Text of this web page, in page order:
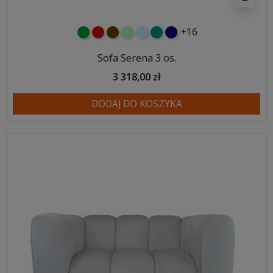
zielonyczerwony
czekoladowy
miętowybłękitnyturkusowy
granatowy
+16
Sofa Serena 3 os.
3 318,00 zł
DODAJ DO KOSZYKA